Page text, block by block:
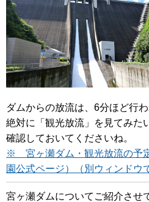
ダムからの放流は、6分ほど行わ
絶対に「観光放流」を見てみた
確認しておいてくださいね。
※ 宮ヶ瀬ダム・観光放流の予
園公式ページ）（別ウィンドウ
宮ヶ瀬ダムについてご紹介させ